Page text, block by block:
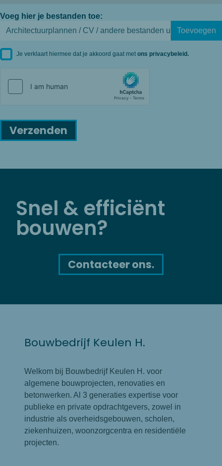
Voeg hier je bestanden toe:
Je verklaart hiermee dat je akkoord gaat met ons privacybeleid.
Verzenden
Snel & efficiënt
bouwen?
Contacteer ons.
Bouwbedrijf Keulen H.
Welkom bij Bouwbedrijf Keulen H. voor
algemene bouwprojecten, renovaties en
betonwerken. Al 3 generaties expertise voor
publieke en private opdrachtgevers, zowel in
industrie als overheidsgebouwen, scholen,
ziekenhuizen, woonzorgcentra en residentiële
projecten.